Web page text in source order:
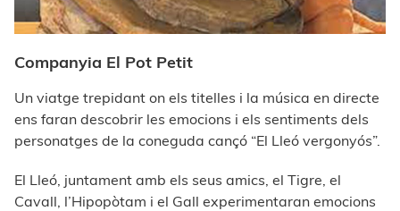
Companyia El Pot Petit
Un viatge trepidant on els titelles i la música en directe
ens faran descobrir les emocions i els sentiments dels
personatges de la coneguda cançó “El Lleó vergonyós”.
El Lleó, juntament amb els seus amics, el Tigre, el
Cavall, l’Hipopòtam i el Gall experimentaran emocions